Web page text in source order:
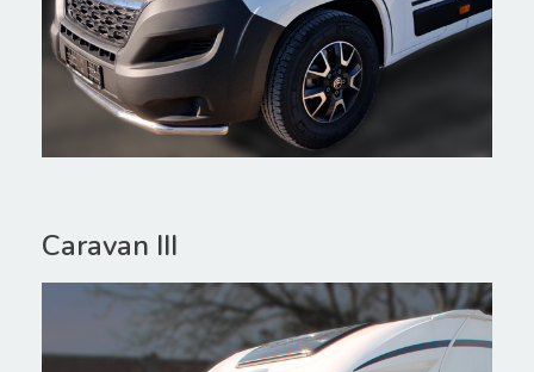
Caravan III